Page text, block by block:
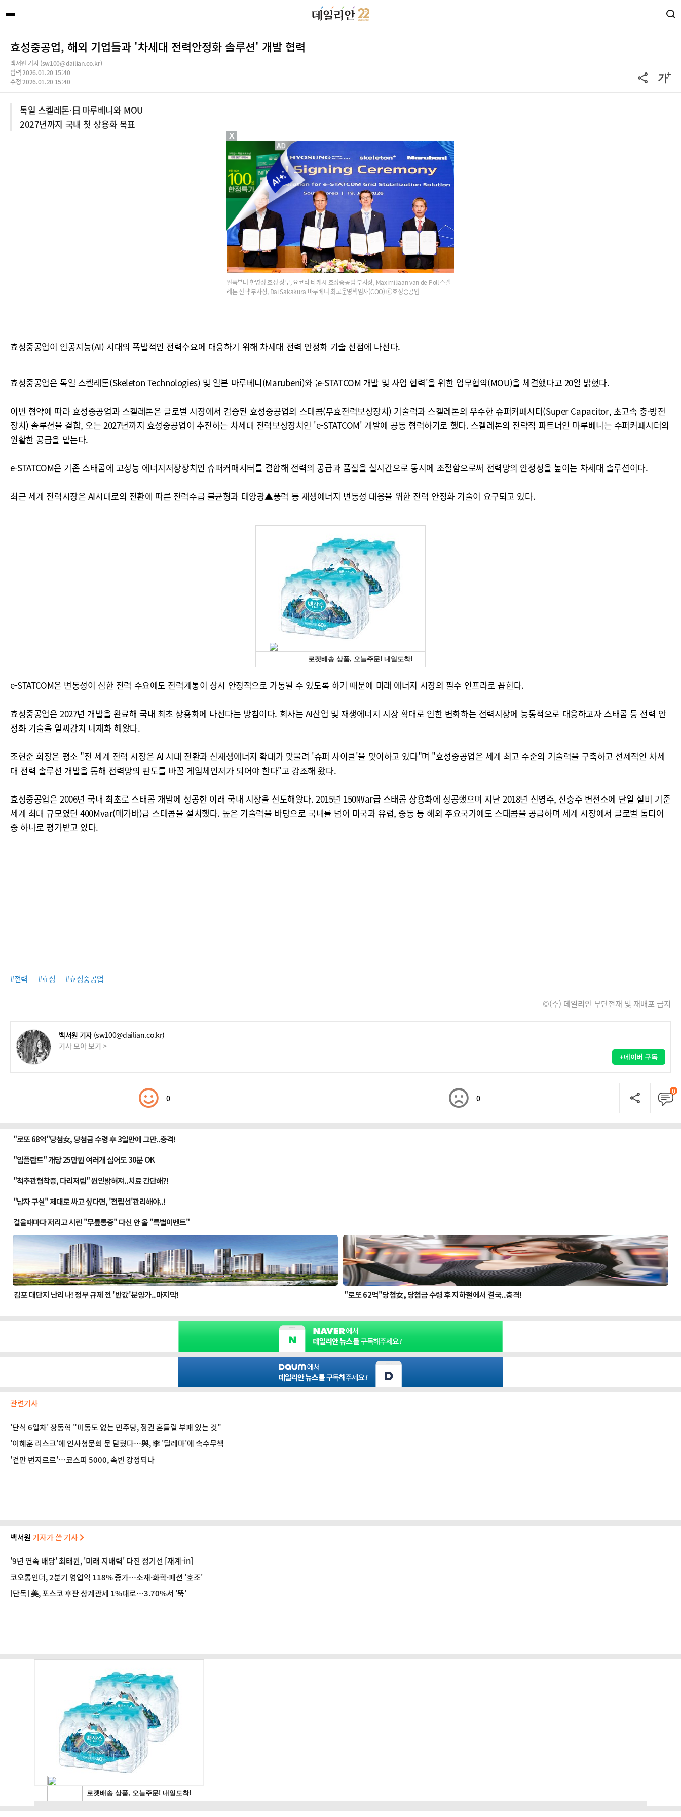
효성중공업, 해외 기업들과 '차세대 전력안정화 솔루션' 개발 협력
백서원 기자 (sw100@dailian.co.kr)
입력 2026.01.20 15:40
수정 2026.01.20 15:40
독일 스켈레톤·日 마루베니와 MOU
2027년까지 국내 첫 상용화 목표
왼쪽부터 한영성 효성 상무, 요코타 타케시 효성중공업 부사장, Maximiliaan van de Poll 스켈
레톤 전략 부사장, Dai Sakakura 마루베니 최고운영책임자(COO).ⓒ효성중공업
효성중공업이 인공지능(AI) 시대의 폭발적인 전력수요에 대응하기 위해 차세대 전력 안정화 기술 선점에 나선다.
효성중공업은 독일 스켈레톤(Skeleton Technologies) 및 일본 마루베니(Marubeni)와 ;e-STATCOM 개발 및 사업 협력'을 위한 업무협약(MOU)을 체결했다고 20일 밝혔다.
이번 협약에 따라 효성중공업과 스켈레톤은 글로벌 시장에서 검증된 효성중공업의 스태콤(무효전력보상장치) 기술력과 스켈레톤의 우수한 슈퍼커패시터(Super Capacitor, 초고속 충·방전
장치) 솔루션을 결합, 오는 2027년까지 효성중공업이 추진하는 차세대 전력보상장치인 'e-STATCOM' 개발에 공동 협력하기로 했다. 스켈레톤의 전략적 파트너인 마루베니는 수퍼커패시터의
원활한 공급을 맡는다.
e-STATCOM은 기존 스태콤에 고성능 에너지저장장치인 슈퍼커패시터를 결합해 전력의 공급과 품질을 실시간으로 동시에 조절함으로써 전력망의 안정성을 높이는 차세대 솔루션이다.
최근 세계 전력시장은 AI시대로의 전환에 따른 전력수급 불균형과 태양광▲풍력 등 재생에너지 변동성 대응을 위한 전력 안정화 기술이 요구되고 있다.
e-STATCOM은 변동성이 심한 전력 수요에도 전력계통이 상시 안정적으로 가동될 수 있도록 하기 때문에 미래 에너지 시장의 필수 인프라로 꼽힌다.
효성중공업은 2027년 개발을 완료해 국내 최초 상용화에 나선다는 방침이다. 회사는 AI산업 및 재생에너지 시장 확대로 인한 변화하는 전력시장에 능동적으로 대응하고자 스태콤 등 전력 안
정화 기술을 일찌감치 내재화 해왔다.
조현준 회장은 평소 "전 세계 전력 시장은 AI 시대 전환과 신재생에너지 확대가 맞물려 '슈퍼 사이클'을 맞이하고 있다"며 "효성중공업은 세계 최고 수준의 기술력을 구축하고 선제적인 차세
대 전력 솔루션 개발을 통해 전력망의 판도를 바꿀 게임체인저가 되어야 한다"고 강조해 왔다.
효성중공업은 2006년 국내 최초로 스태콤 개발에 성공한 이래 국내 시장을 선도해왔다. 2015년 150㎹ar급 스태콤 상용화에 성공했으며 지난 2018년 신영주, 신충주 변전소에 단일 설비 기준
세계 최대 규모였던 400Mvar(메가바)급 스태콤을 설치했다. 높은 기술력을 바탕으로 국내를 넘어 미국과 유럽, 중동 등 해외 주요국가에도 스태콤을 공급하며 세계 시장에서 글로벌 톱티어
중 하나로 평가받고 있다.
#전력 #효성 #효성중공업
©(주) 데일리안 무단전재 및 재배포 금지
백서원 기자 (sw100@dailian.co.kr)
기사 모아 보기 >
+네이버 구독
0 0
0
관련기사
'단식 6일차' 장동혁 "미동도 없는 민주당, 정권 흔들릴 부패 있는 것"
'이혜훈 리스크'에 인사청문회 문 닫혔다…與, 李 '딜레마'에 속수무책
'겉만 번지르르'…코스피 5000, 속빈 강정되나
백서원 기자가 쓴 기사
'9년 연속 배당' 최태원, '미래 지배력' 다진 정기선 [재계-in]
코오롱인더, 2분기 영업익 118% 증가…소재·화학·패션 '호조'
[단독] 美, 포스코 후판 상계관세 1%대로…3.70%서 '뚝'
X